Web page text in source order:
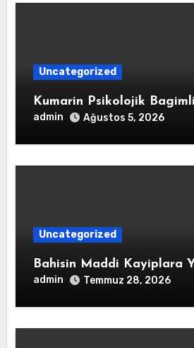
Uncategorized
Kumarin Psikolojik
admin Ağustos 5, 2026
Uncategorized
Bahisin Maddi Kayiplara
admin Temmuz 28, 2026